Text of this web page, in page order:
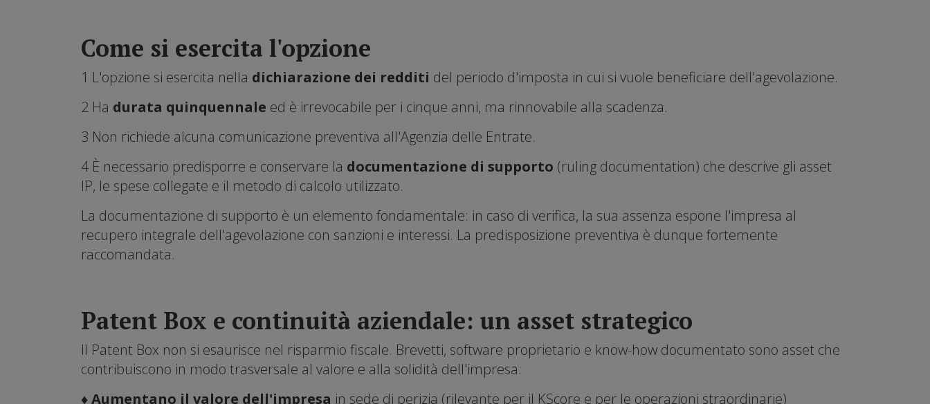
Come si esercita l'opzione
1 L'opzione si esercita nella dichiarazione dei redditi del periodo d'imposta in cui si vuole beneficiare dell'agevolazione.
2 Ha durata quinquennale ed è irrevocabile per i cinque anni, ma rinnovabile alla scadenza.
3 Non richiede alcuna comunicazione preventiva all'Agenzia delle Entrate.
4 È necessario predisporre e conservare la documentazione di supporto (ruling documentation) che descrive gli asset
IP, le spese collegate e il metodo di calcolo utilizzato.
La documentazione di supporto è un elemento fondamentale: in caso di verifica, la sua assenza espone l'impresa al
recupero integrale dell'agevolazione con sanzioni e interessi. La predisposizione preventiva è dunque fortemente
raccomandata.
Patent Box e continuità aziendale: un asset strategico
Il Patent Box non si esaurisce nel risparmio fiscale. Brevetti, software proprietario e know-how documentato sono asset che
contribuiscono in modo trasversale al valore e alla solidità dell'impresa:
♦ Aumentano il valore dell'impresa in sede di perizia (rilevante per il KScore e per le operazioni straordinarie)